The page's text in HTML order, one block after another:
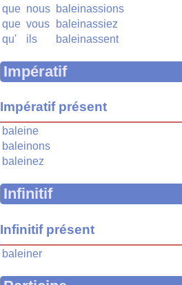
que nous baleinassions
que vous
baleinassiez
qu'
ils baleinassent
Impératif
Impératif présent
baleine
baleinons
baleinez
Infinitif
Infinitif présent
baleiner